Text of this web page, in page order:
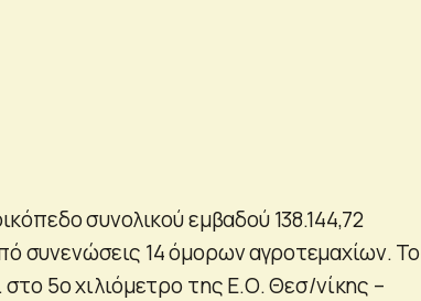
συνολικού εμβαδού 138.144,72
συνενώσεις 14 όμορων αγροτεμαχίων. Το
στο 5ο χιλιόμετρο της Ε.Ο. Θεσ/νίκης –